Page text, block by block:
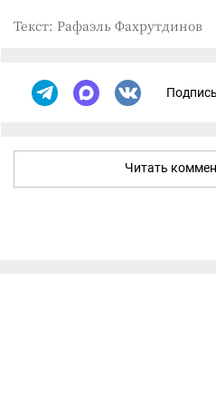
Текст: Рафаэль Фахрутдинов
Читать